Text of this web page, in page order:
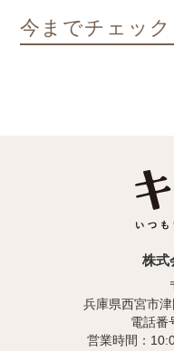
今までチェッ
株式
兵庫県西宮市
電話番
営業時間：